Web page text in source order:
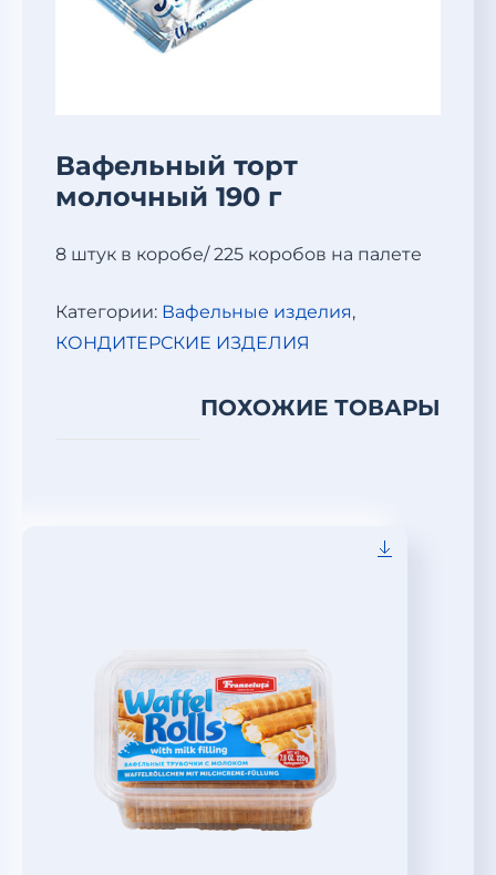
Вафельный торт
молочный 190 г
8 штук в коробе/ 225 коробов на палете
Категории: Вафельные изделия,
КОНДИТЕРСКИЕ ИЗДЕЛИЯ
ПОХОЖИЕ ТОВАРЫ